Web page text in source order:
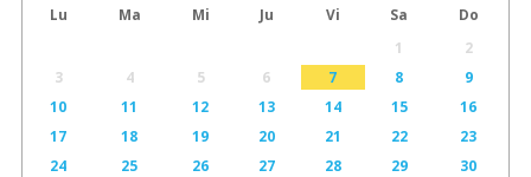
Lu Ma Mi Ju Vi Sa
Do
1
2
3
4 5 6 7 8
9
10
11 12 13 14 15
16
17
18 19 20 21 22
23
24
25 26 27 28 29
30